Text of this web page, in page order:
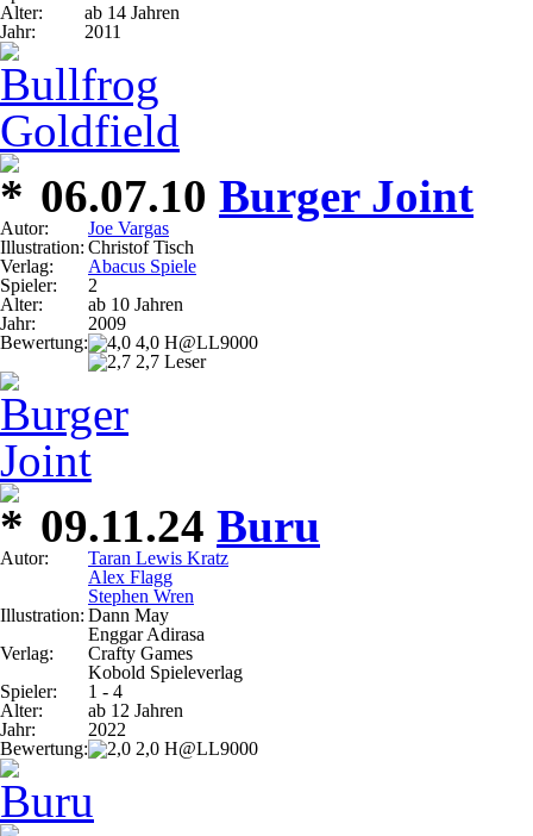
Alter:
ab 14 Jahren
Jahr:
2011
06.07.10 Burger Joint
Autor:
Joe Vargas
Illustration: Christof Tisch
Verlag:
Abacus Spiele
Spieler:
2
Alter:
ab 10 Jahren
Jahr:
2009
Bewertung:
4,0 H@LL9000
2,7 Leser
09.11.24 Buru
Autor:
Taran Lewis Kratz
Alex Flagg
Stephen Wren
Illustration: Dann May
Enggar Adirasa
Verlag:
Crafty Games
Kobold Spieleverlag
Spieler:
1 - 4
Alter:
ab 12 Jahren
Jahr:
2022
Bewertung:
2,0 H@LL9000